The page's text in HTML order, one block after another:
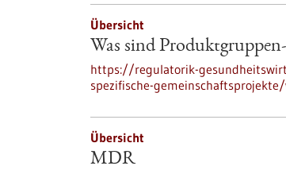
Übersicht
Was sind
https://regulatorik-
spezifische-
Übersicht
MDR